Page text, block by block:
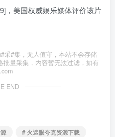
，美国权威娱乐媒体评价该片
采#集，无人值守，本站不会存储
量采集，内容暂无法过滤，如有
END
# 火遮眼夸克资源下载